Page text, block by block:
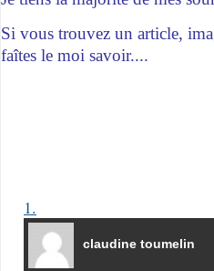
Si vous trouvez un article,
faîtes le moi savoir....
1.
claudine toumelin